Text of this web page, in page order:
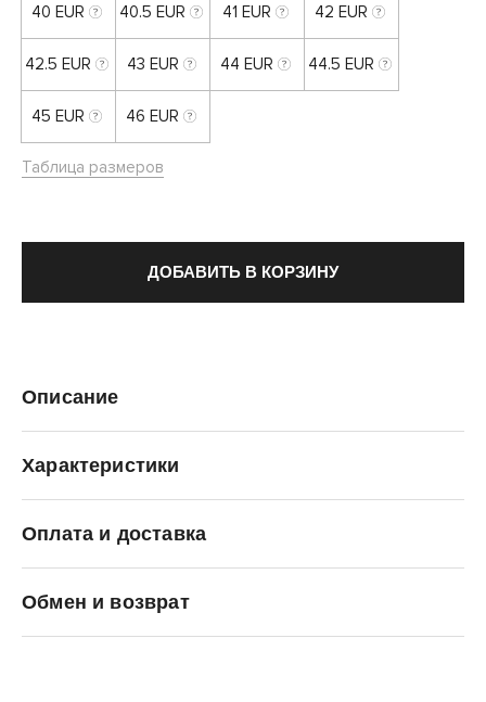
40 EUR 40.5 EUR 41 EUR 42 EUR
42.5 EUR 43 EUR 44 EUR 44.5 EUR
45 EUR 46 EUR
Таблица размеров
ДОБАВИТЬ В КОРЗИНУ
Описание
Характеристики
Оплата и доставка
Обмен и возврат